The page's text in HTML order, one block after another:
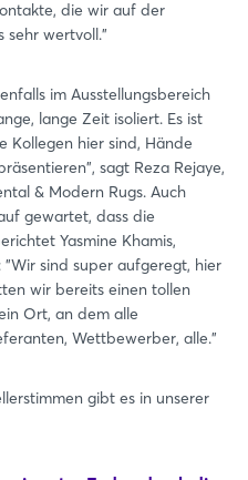
die wir auf der
sehr wertvoll."
im Ausstellungsbereich
lange Zeit isoliert. Es ist
Kollegen hier sind, Hände
sagt Reza Rejaye,
& Modern Rugs. Auch
gewartet, dass die
Yasmine Khamis,
sind super aufgeregt, hier
wir bereits einen tollen
Ort, an dem alle
Wettbewerber, alle."
gibt es in unserer